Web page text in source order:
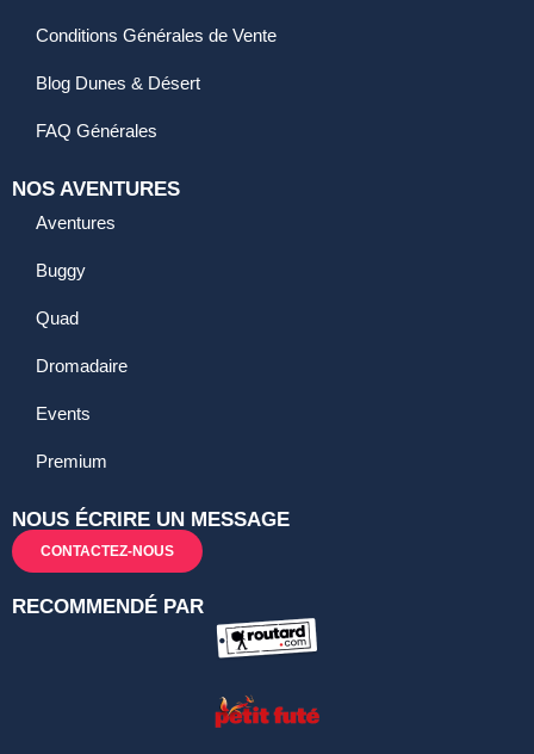
Conditions Générales de Vente
Blog Dunes & Désert
FAQ Générales
NOS AVENTURES
Aventures
Buggy
Quad
Dromadaire
Events
Premium
NOUS ÉCRIRE UN MESSAGE
CONTACTEZ-NOUS
RECOMMENDÉ PAR